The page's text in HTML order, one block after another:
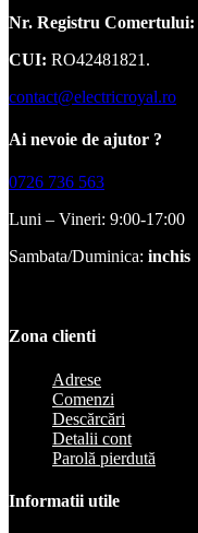
Nr. Registru Comertului:
CUI: RO42481821.
contact@electricroyal.ro
Ai nevoie de ajutor ?
0726 736 563
Luni – Vineri: 9:00-17:00
Sambata/Duminica: inchis
Zona clienti
Adrese
Comenzi
Descărcări
Detalii cont
Parolă pierdută
Informatii utile